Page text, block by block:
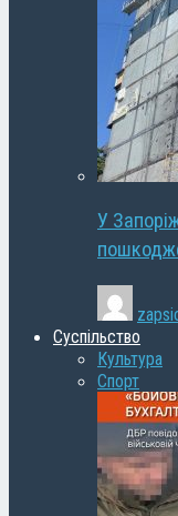
У
Суспільство
Культура
Спорт